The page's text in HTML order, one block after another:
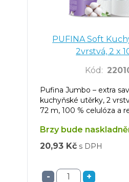
PUFINA Soft
2vrstvá, 2 x
Kód :
Pufina Jumbo – extra
kuchyňské utěrky, 2
72 m, 100 % celulóza a
Brzy bude
20,93 Kč s DPH
- +